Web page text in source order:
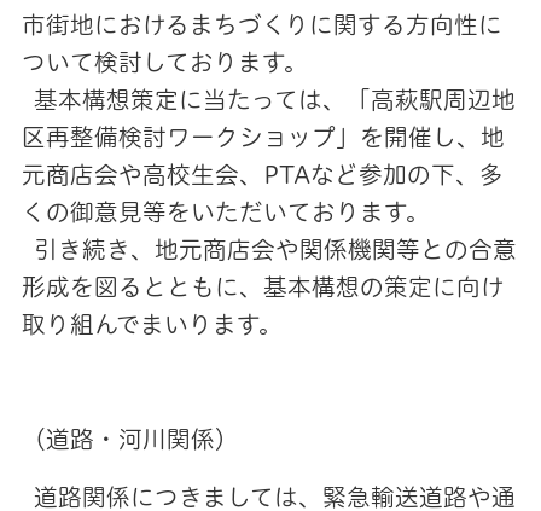
市街地におけるまちづくりに関する方向性に
ついて検討しております。
基本構想策定に当たっては、「高萩駅周辺地
区再整備検討ワークショップ」を開催し、地
元商店会や高校生会、PTAなど参加の下、多
くの御意見等をいただいております。
引き続き、地元商店会や関係機関等との合意
形成を図るとともに、基本構想の策定に向け
取り組んでまいります。
（道路・河川関係）
道路関係につきましては、緊急輸送道路や通